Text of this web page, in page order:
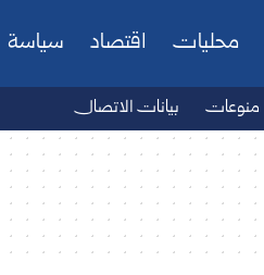
محليات اقتصاد سياسة
منوعات بيانات الاتصال